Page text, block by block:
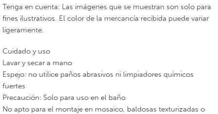
Tenga en cuenta: Las imágenes que se muestran son solo para
fines ilustrativos. El color de la mercancía recibida puede variar
ligeramente.
Cuidado y uso
Lavar y secar a mano
Espejo: no utilice paños abrasivos ni limpiadores químicos
fuertes
Precaución: Solo para uso en el baño
No apto para el montaje en mosaico, baldosas texturizadas o